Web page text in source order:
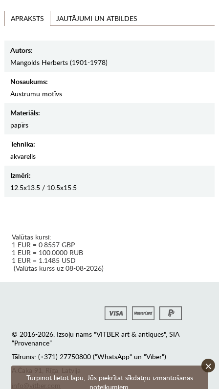
APRAKSTS JAUTĀJUMI UN ATBILDES
Autors:
Mangolds Herberts (1901-1978)
Nosaukums:
Austrumu motīvs
Materiāls:
papīrs
Tehnika:
akvarelis
Izmēri:
12.5x13.5 / 10.5x15.5
Turpinot lietot lapu, Jūs piekrītat sīkdatņu izmantošanas
noteikumiem.
×
Valūtas kursi:
1 EUR = 0.8557 GBP
1 EUR = 100.0000 RUB
1 EUR = 1.1485 USD
(Valūtas kurss uz 08-08-2026)
© 2016-2026. Izsoļu nams "VITBER art & antiques", SIA
“Provenance”
Tālrunis: (+371) 27750800 ("WhatsApp" un "Viber")